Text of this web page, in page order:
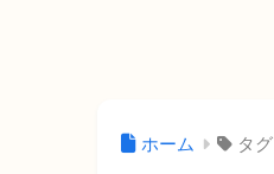
ホーム タグ